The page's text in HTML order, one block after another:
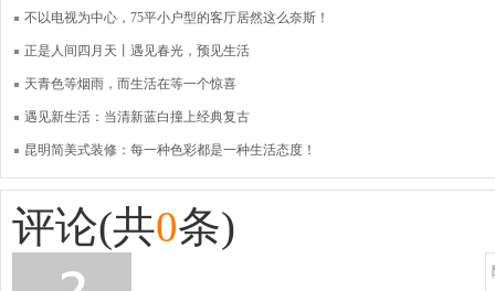
不以电视为中心，75平小户型的客厅居然这么奈斯！
正是人间四月天丨遇见春光，预见生活
天青色等烟雨，而生活在等一个惊喜
遇见新生活：当清新蓝白撞上经典复古
昆明简美式装修：每一种色彩都是一种生活态度！
评论(共0条)